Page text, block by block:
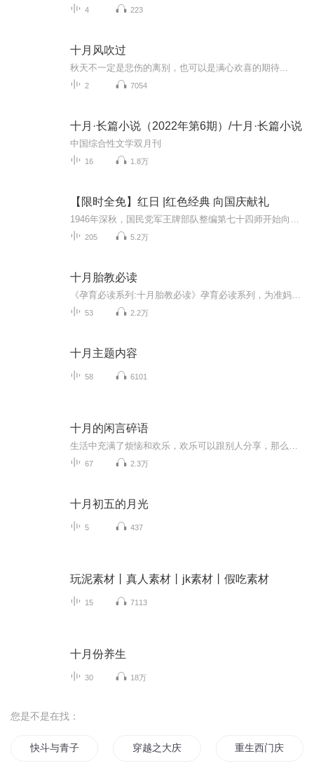
4 223
十月风吹过
秋天不一定是悲伤的离别，也可以是满心欢喜的期待...
2 7054
十月·长篇小说（2022年第6期）/十月·长篇小说
中国综合性文学双月刊
16 1.8万
【限时全免】红日 |红色经典 向国庆献礼
205 5.2万
十月胎教必读
53 2.2万
十月主题内容
58 6101
十月的闲言碎语
67 2.3万
十月初五的月光
5 437
玩泥素材丨真人素材丨jk素材丨假吃素材
15 7113
十月份养生
30 18万
您是不是在找：
快斗与青子的情人节 穿越之大庆帝国 重生西门庆